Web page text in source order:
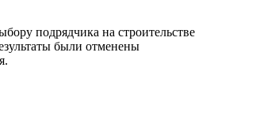
подрядчика на строительстве
были отменены